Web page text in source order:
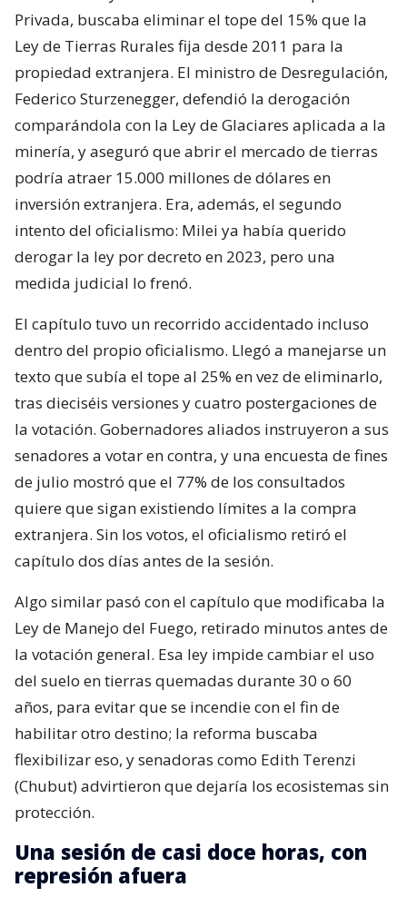
Privada, buscaba eliminar el tope del 15% que la
Ley de Tierras Rurales fija desde 2011 para la
propiedad extranjera. El ministro de Desregulación,
Federico Sturzenegger, defendió la derogación
comparándola con la Ley de Glaciares aplicada a la
minería, y aseguró que abrir el mercado de tierras
podría atraer 15.000 millones de dólares en
inversión extranjera. Era, además, el segundo
intento del oficialismo: Milei ya había querido
derogar la ley por decreto en 2023, pero una
medida judicial lo frenó.
El capítulo tuvo un recorrido accidentado incluso
dentro del propio oficialismo. Llegó a manejarse un
texto que subía el tope al 25% en vez de eliminarlo,
tras dieciséis versiones y cuatro postergaciones de
la votación. Gobernadores aliados instruyeron a sus
senadores a votar en contra, y una encuesta de fines
de julio mostró que el 77% de los consultados
quiere que sigan existiendo límites a la compra
extranjera. Sin los votos, el oficialismo retiró el
capítulo dos días antes de la sesión.
Algo similar pasó con el capítulo que modificaba la
Ley de Manejo del Fuego, retirado minutos antes de
la votación general. Esa ley impide cambiar el uso
del suelo en tierras quemadas durante 30 o 60
años, para evitar que se incendie con el fin de
habilitar otro destino; la reforma buscaba
flexibilizar eso, y senadoras como Edith Terenzi
(Chubut) advirtieron que dejaría los ecosistemas sin
protección.
Una sesión de casi doce horas, con
represión afuera